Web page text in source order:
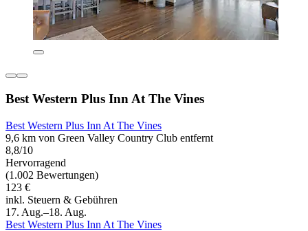
Best Western Plus Inn At The Vines
Best Western Plus Inn At The Vines
9,6 km von Green Valley Country Club entfernt
8,8/10
Hervorragend
(1.002 Bewertungen)
123 €
inkl. Steuern & Gebühren
17. Aug.–18. Aug.
Best Western Plus Inn At The Vines